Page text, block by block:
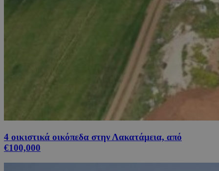
4 οικιστικά οικόπεδα στην Λακατάμεια, από
€100,000